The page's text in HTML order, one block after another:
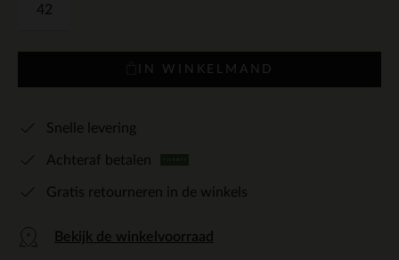
42
IN WINKELMAND
Snelle levering
Achteraf betalen
Gratis retourneren in de winkels
Bekijk de winkelvoorraad